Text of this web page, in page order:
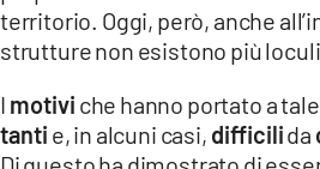
COSENZACHANNEL.IT
ILVIBONESE.IT
CATANZAROCHANNEL.IT
territorio. Oggi, però, anche
strutture non esistono più
I motivi che hanno portato a
tanti e, in alcuni casi, difficilida